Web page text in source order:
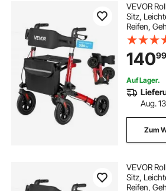
VEVOR
Sitz,
Reifen,
Laufhilfe
Senioren,
14099
Auf Lager.
Aug. 13
Zum
VEVOR
Sitz,
Reifen,